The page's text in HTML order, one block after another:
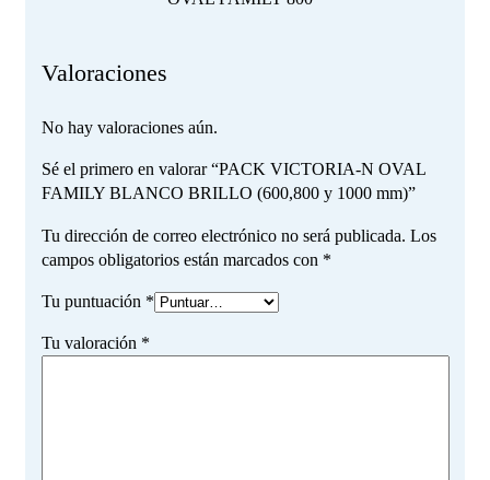
Valoraciones
No hay valoraciones aún.
Sé el primero en valorar “PACK VICTORIA-N OVAL
FAMILY BLANCO BRILLO (600,800 y 1000 mm)”
Tu dirección de correo electrónico no será publicada. Los
campos obligatorios están marcados con *
Tu puntuación *
Tu valoración *